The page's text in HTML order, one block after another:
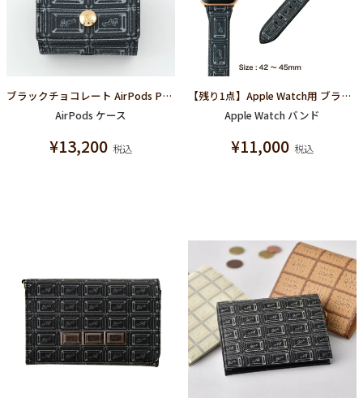
ブラックチョコレート AirPods Pro ケースAirPods(第3世代)対応
AirPods ケース
¥13,200 税込
【残り1点】Apple Watch用 ブラックチョコレート レザーバンド（42～45mm対応）
Apple Watch バンド
¥11,000 税込